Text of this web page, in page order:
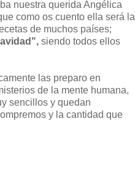
nuestra querida Angélica
como os cuento ella será la
de muchos países;
siendo todos ellos
las preparo en
de la mente humana,
sencillos y quedan
y la cantidad que